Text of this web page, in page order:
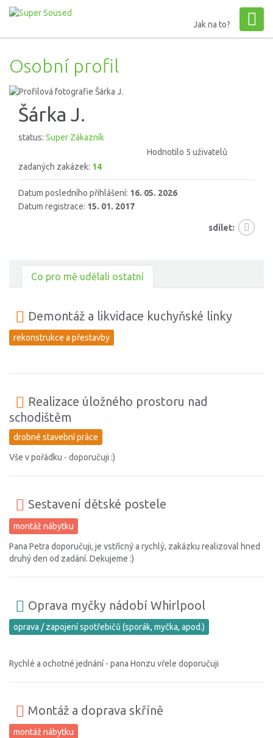
Jak na to?
Osobní profil
Šárka J.
status: Super Zákazník
Hodnotilo 5 uživatelů
zadaných zakázek: 14
Datum posledního přihlášení: 16. 05. 2026
Datum registrace: 15. 01. 2017
sdílet:
Co pro mě udělali ostatní
Demontáž a likvidace kuchyňské linky
rekonstrukce a přestavby
Realizace úložného prostoru nad
schodištěm
drobné stavební práce
Vše v pořádku - doporučuji :)
Sestavení dětské postele
montáž nábytku
Pana Petra doporučuji, je vstřícný a rychlý, zakázku realizoval hned
druhý den od zadání. Dekujeme :)
Oprava myčky nádobí Whirlpool
oprava / zapojení spotřebičů (sporák, myčka, apod.)
Rychlé a ochotné jednání - pana Honzu vřele doporučuji
Montáž a doprava skříně
montáž nábytku